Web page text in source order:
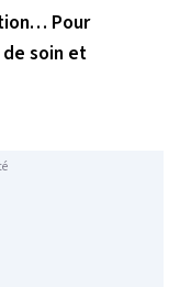
Pour
soin et